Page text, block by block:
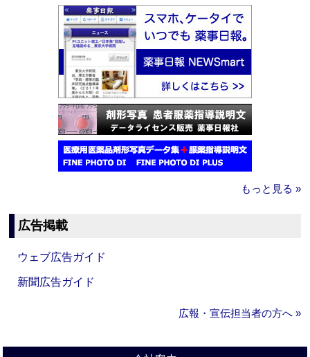
もっと見る »
広告掲載
ウェブ広告ガイド
新聞広告ガイド
広報・宣伝担当者の方へ »